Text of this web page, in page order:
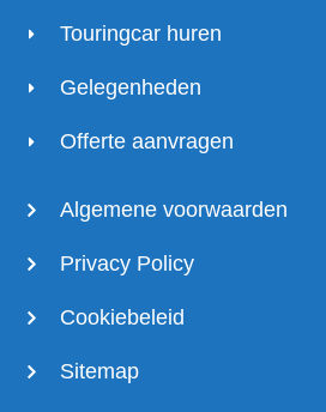
Touringcar huren
Gelegenheden
Offerte aanvragen
Algemene voorwaarden
Privacy Policy
Cookiebeleid
Sitemap